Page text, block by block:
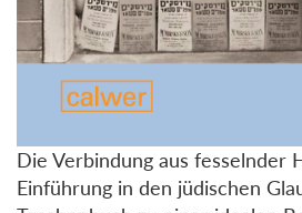
Die Verbindung aus fesselnder
Einführung in den jüdischen